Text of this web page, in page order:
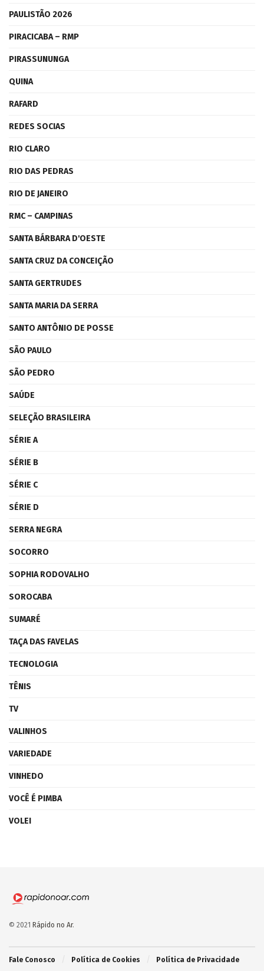
PAULISTÃO 2026
PIRACICABA – RMP
PIRASSUNUNGA
QUINA
RAFARD
REDES SOCIAS
RIO CLARO
RIO DAS PEDRAS
RIO DE JANEIRO
RMC – CAMPINAS
SANTA BÁRBARA D'OESTE
SANTA CRUZ DA CONCEIÇÃO
SANTA GERTRUDES
SANTA MARIA DA SERRA
SANTO ANTÔNIO DE POSSE
SÃO PAULO
SÃO PEDRO
SAÚDE
SELEÇÃO BRASILEIRA
SÉRIE A
SÉRIE B
SÉRIE C
SÉRIE D
SERRA NEGRA
SOCORRO
SOPHIA RODOVALHO
SOROCABA
SUMARÉ
TAÇA DAS FAVELAS
TECNOLOGIA
TÊNIS
TV
VALINHOS
VARIEDADE
VINHEDO
VOCÊ É PIMBA
VOLEI
© 2021 Rápido no Ar.
Fale Conosco Política de Cookies Política de Privacidade